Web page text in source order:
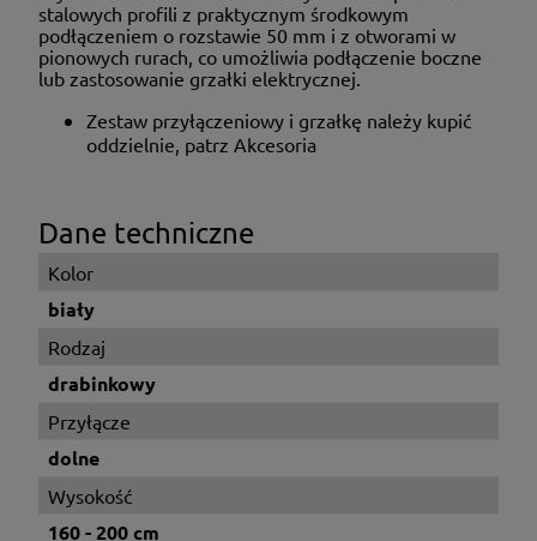
stalowych profili z praktycznym środkowym
podłączeniem o rozstawie 50 mm i z otworami w
pionowych rurach, co umożliwia podłączenie boczne
lub zastosowanie grzałki elektrycznej.
Zestaw przyłączeniowy i grzałkę należy kupić
oddzielnie, patrz Akcesoria
Dane techniczne
Kolor
biały
Rodzaj
drabinkowy
Przyłącze
dolne
Wysokość
160 - 200 cm